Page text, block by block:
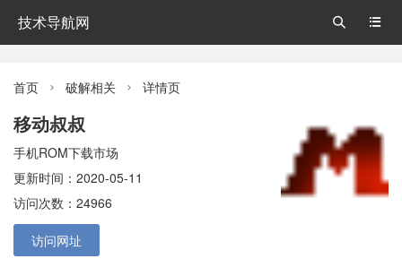
技术导航网 

首页  破解相关  详情页
移动叔叔
手机ROM下载市场
更新时间：2020-05-11
访问次数：24966
访问网址